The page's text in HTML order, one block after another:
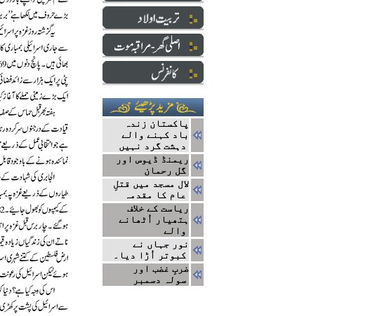
پاکستان زندہ
باد کہنے والے
دہشت گرد نہیں
ریمنڈ ڈیوس اور
گل رحمان
لال مسجد میں قتلِ
عام کا مقدمہ
ریاست کے خلاف
ہتھیار اُٹھانے
والے
نور جہاں نے
کبوتر اُڑا دیا۔
ضربِ غضب اور
سولہ دسمبر